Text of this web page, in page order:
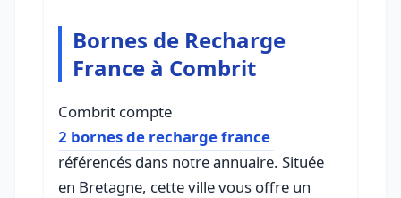
Bornes de Recharge
France à Combrit
Combrit compte
2 bornes de recharge france
référencés dans notre annuaire. Située
en Bretagne, cette ville vous offre un